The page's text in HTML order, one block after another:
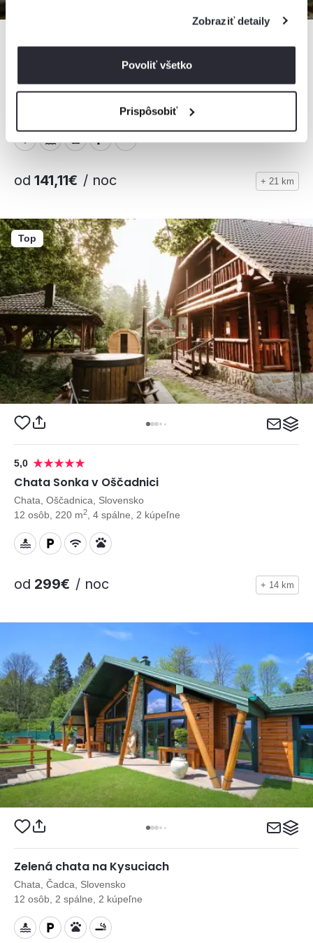
Zobraziť detaily
Povoliť všetko
Prispôsobiť
Chalupa, Staré Hamry, Česko
12 osôb, 5 spální, 1 kúpeľňa
od 141,11€ / noc + 21 km
5,0
Chata Sonka v Oščadnici
Chata, Oščadnica, Slovensko
12 osôb, 220 m2 , 4 spálne, 2 kúpeľne
od 299€ / noc
Top
+ 14 km
Zelená chata na Kysuciach
Chata, Čadca, Slovensko
12 osôb, 2 spálne, 2 kúpeľne